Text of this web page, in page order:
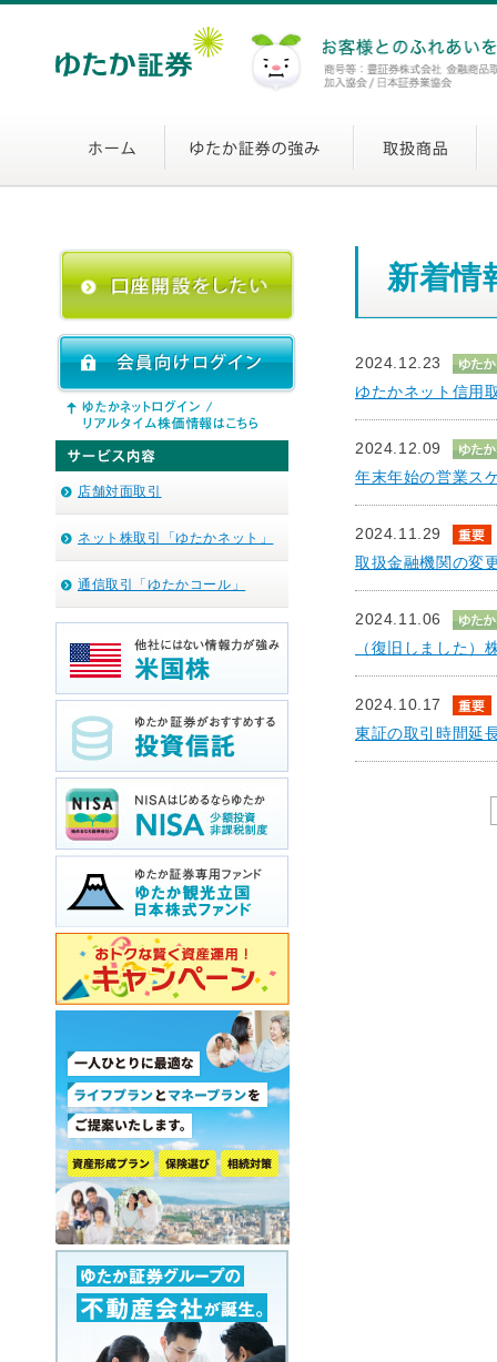
新着情
2024.12.23
ゆたかネット信用
2024.12.09
年末年始の営業ス
2024.11.29
取扱金融機関の変
2024.11.06
（復旧しました）
2024.10.17
東証の取引時間延
店舗対面取引
ネット株取引「ゆたかネット」
通信取引「ゆたかコール」